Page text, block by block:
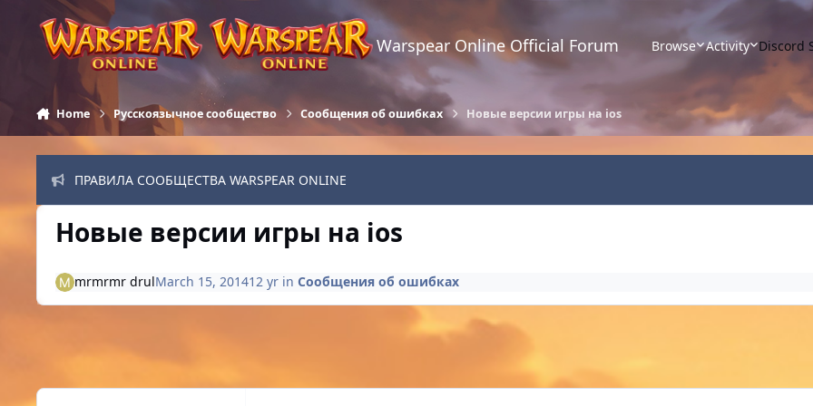
Skip to content
Warspear Online Official Forum Browse Activity Discord
Home Русскоязычное сообщество Сообщения об ошибках Новые версии игры на ios
ПРАВИЛА СООБЩЕСТВА WARSPEAR ONLINE
Новые версии игры на ios
mrmrmr drulMarch 15, 201412 yr in Сообщения об ошибках